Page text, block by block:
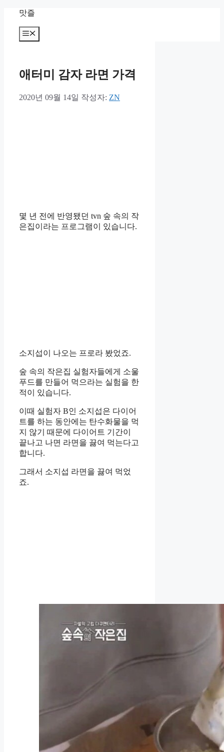
맛즐
메
뉴
애터미 감자 라면 가격
2020년 09월 14일 작성자: ZN
몇 년 전에 반영됐던 tvn 숲 속의 작
은집이라는 프로그램이 있습니다.
소지섭이 나오는 프로라 봤었죠.
숲 속의 작은집 실험자들에게 소울
푸드를 만들어 먹으라는 실험을 한
적이 있습니다.
이때 실험자 B인 소지섭은 다이어
트를 하는 동안에는 탄수화물을 먹
지 않기 때문에 다이어트 기간이
끝나고 나면 라면을 끓여 먹는다고
합니다.
그래서 소지섭 라면을 끓여 먹었
죠.